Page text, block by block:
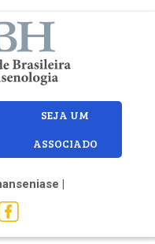
SEJA UM
ASSOCIADO
|